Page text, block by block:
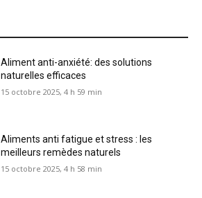
Aliment anti-anxiété: des solutions
naturelles efficaces
15 octobre 2025, 4 h 59 min
Aliments anti fatigue et stress : les
meilleurs remèdes naturels
15 octobre 2025, 4 h 58 min